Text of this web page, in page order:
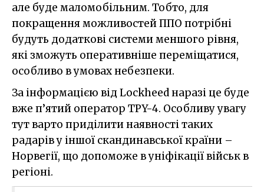
але буде маломобільним. Тобто, для
покращення можливостей ППО потрібні
будуть додаткові системи меншого рівня,
які зможуть оперативніше переміщатися,
особливо в умовах небезпеки.
За інформацією від Lockheed наразі це буде
вже п’ятий оператор TPY-4. Особливу увагу
тут варто приділити наявності таких
радарів у іншої скандинавської країни –
Норвегії, що допоможе в уніфікації військ в
регіоні.